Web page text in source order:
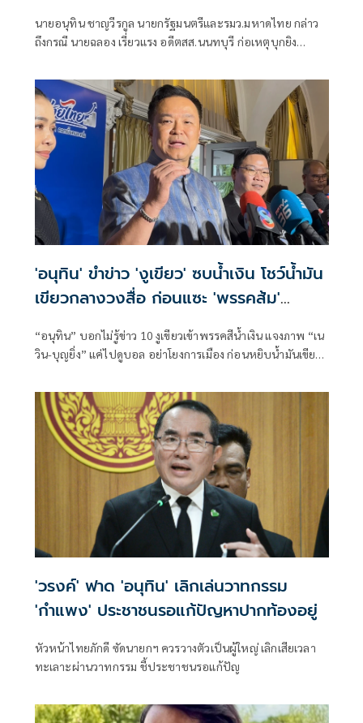
นายอนุทิน ชาญวีรกูล นายกรัฐมนตรีและรมว.มหาดไทย กล่าว
ถึงกรณี นายฉลอง เรี่ยวแรง อดีตสส.นนทบุรี ก่อเหตุบุกยิง
นนทบุรีเสียชีวิต ว่า ดำเนินการเต็มที่ไม่มีข้อยกเว้นใดๆ
'อนุทิน' ขำข่าว 'งูเขียว' ซบน้ำเงิน โชว์น้ำมัน
เขียวกลางวงสื่อ ก่อนแซะ 'พรรคส้ม'
“อนุทิน” บอกไม่รู้ข่าว 10 งูเขียวเข้าพรรคสีน้ำเงิน แจงภาพ “เน
วิน-บุญยิ่ง” แค่ไปดูบอล อย่าโยงการเมือง ก่อนหยิบน้ำมันเขียว
'วรงค์' ฟาด 'อนุทิน' เลิกเล่นวาทกรรม
'กำแพง' ประชาชนรอแก้ปัญหาปากท้องอยู่
หัวหน้าไทยภักดี ซัดนายกฯ ควรวางตัวเป็นผู้ใหญ่ เลิกเสียเวลา
ทะเลาะผ่านวาทกรรม ชี้ประชาชนรอแก้ปัญ